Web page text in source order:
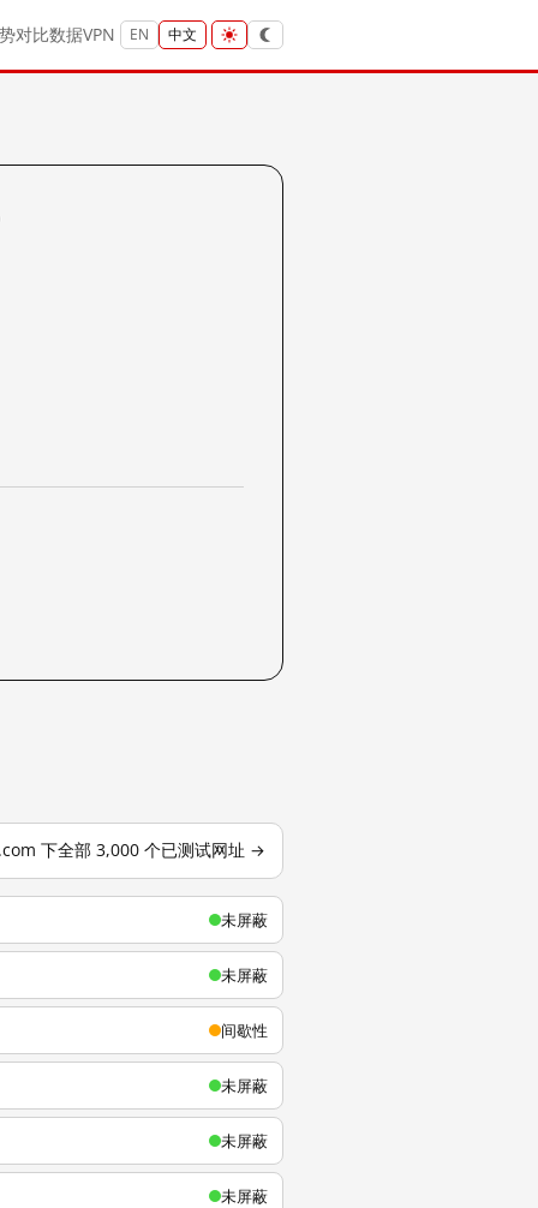
对比数据VPN EN 中文
下全部 3,000 个已测试网址 →
未屏蔽
未屏蔽
间歇性
未屏蔽
未屏蔽
未屏蔽